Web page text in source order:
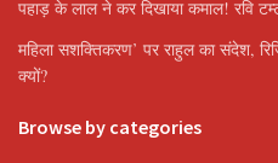
पहाड़ के लाल ने कर दिखाया कमाल! रवि
महिला सशक्तिकरण’ पर राहुल का संदेश,
क्यों?
Browse by categories